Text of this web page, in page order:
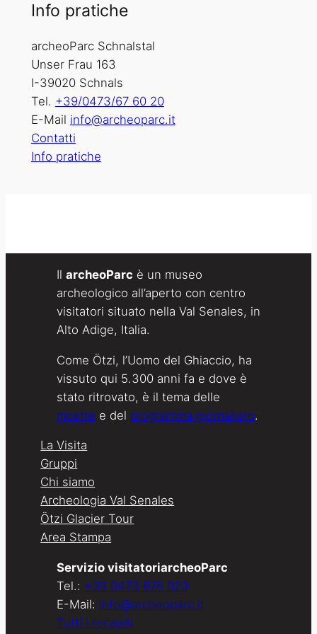
Info pratiche
archeoParc Schnalstal
Unser Frau 163
I-39020 Schnals
Tel. +39/0473/67 60 20
E-Mail info@archeoparc.it
Contatti
Info pratiche
Il archeoParc è un museo
archeologico all’aperto con centro
visitatori situato nella Val Senales, in
Alto Adige, Italia.
Come Ötzi, l’Uomo del Ghiaccio, ha
vissuto qui 5.300 anni fa e dove è
stato ritrovato, è il tema delle
mostre e del programma giornaliero.
La Visita
Gruppi
Chi siamo
Archeologia Val Senales
Ötzi Glacier Tour
Area Stampa
Servizio visitatoriarcheoParc
Tel.: +39 0473 676 020
E-Mail: info@archeoparc.it
Tutti i recapiti